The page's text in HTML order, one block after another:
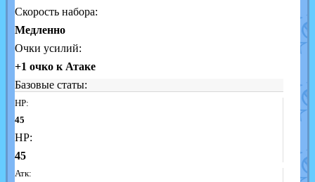
Скорость набора:
Медленно
Очки усилий:
+1 очко к Атаке
Базовые статы:
HP:
45
HP:
45
Атк: